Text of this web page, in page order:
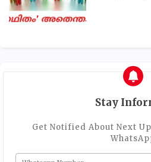
Stay
Get Notified About Next